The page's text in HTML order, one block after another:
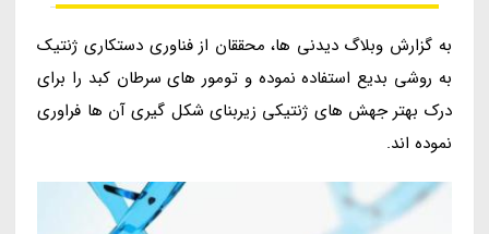
به گزارش وبلاگ دیدنی ها، محققان از فناوری دستکاری ژنتیک
به روشی بدیع استفاده نموده و تومور های سرطان کبد را برای
درک بهتر جهش های ژنتیکی زیربنای شکل گیری آن ها فراوری
نموده اند.